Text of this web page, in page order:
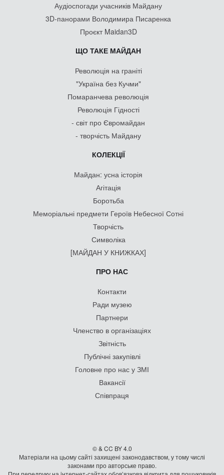
Аудіоспогади учасників Майдану
3D-панорами Володимира Писаренка
Проєкт Maidan3D
ЩО ТАКЕ МАЙДАН
Революція на граніті
"Україна без Кучми"
Помаранчева революція
Революція Гідності
- світ про Євромайдан
- творчість Майдану
КОЛЕКЦІЇ
Майдан: усна історія
Агітація
Боротьба
Меморіальні предмети Героїв Небесної Сотні
Творчість
Символіка
[МАЙДАН У КНИЖКАХ]
ПРО НАС
Контакти
Ради музею
Партнери
Членство в організаціях
Звітність
Публічні закупівлі
Головне про нас у ЗМІ
Вакансії
Співпраця
© & CC BY 4.0
Матеріали на цьому сайті захищені законодавством, у тому числі
законами про авторське право.